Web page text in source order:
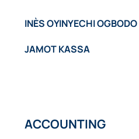
INÈS OYINYECHI OGBODO
JAMOT KASSA
ACCOUNTING